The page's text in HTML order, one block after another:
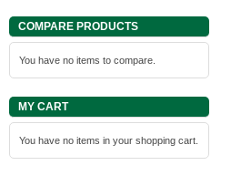
COMPARE PRODUCTS
You have no items to compare.
MY CART
You have no items in your shopping cart.